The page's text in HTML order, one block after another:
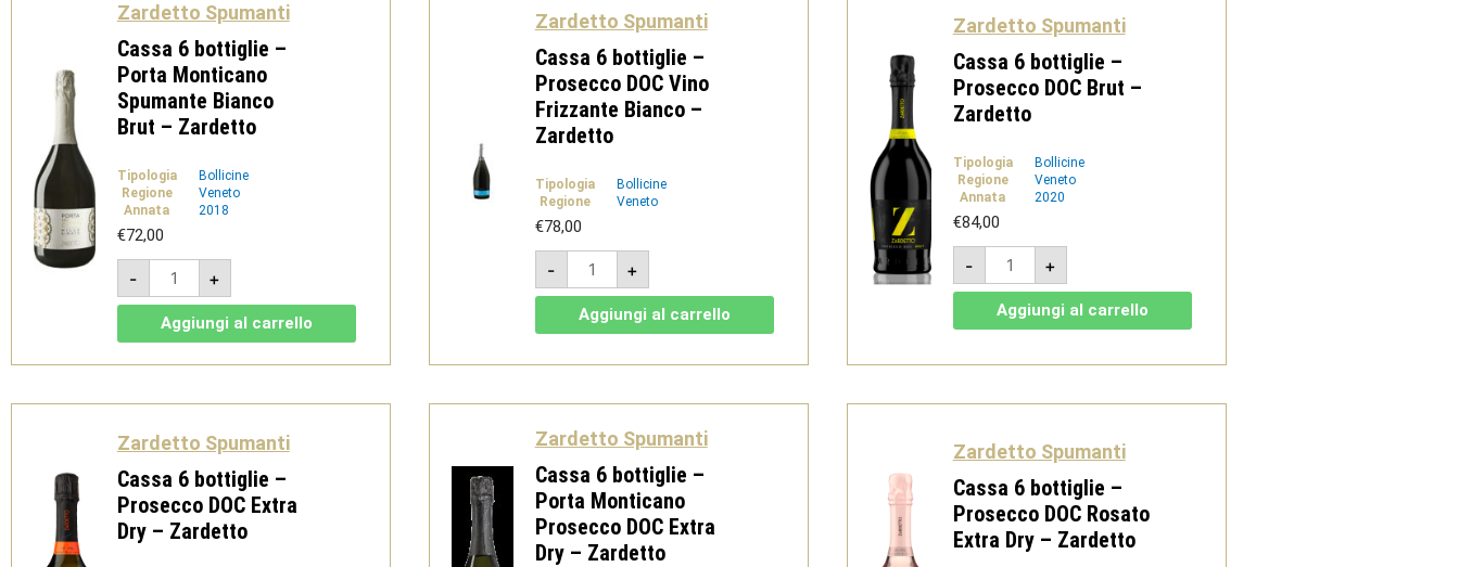
Zardetto
quantità
Zardetto
quantità
Zardetto Spumanti
Cassa 6 bottiglie –
Porta Monticano
Spumante Bianco
Brut – Zardetto
Tipologia
Bollicine
Regione
Veneto
Annata
2018
€72,00
-
Cassa
bottiglie
Porta
Monticano
Spumante
quantità
+
Aggiungi al carrello
Zardetto Spumanti
Cassa 6 bottiglie –
Prosecco DOC Vino
Frizzante Bianco –
Zardetto
Tipologia
Bollicine
Regione
Veneto
€78,00
-
Cassa
bottiglie
Prosecco
DOC
Frizzante
-
quantità
+
Aggiungi al carrello
Zardetto Spumanti
Cassa 6 bottiglie –
Prosecco DOC Brut –
Zardetto
Tipologia
Bollicine
Regione
Veneto
Annata
2020
€84,00
-
Cassa
bottiglie
Prosecco
DOC
-
quantità
+
Aggiungi al carrello
Zardetto Spumanti
Cassa 6 bottiglie –
Prosecco DOC Extra
Dry – Zardetto
Zardetto Spumanti
Cassa 6 bottiglie –
Porta Monticano
Prosecco DOC Extra
Dry – Zardetto
Zardetto Spumanti
Cassa 6 bottiglie –
Prosecco DOC Rosato
Extra Dry – Zardetto